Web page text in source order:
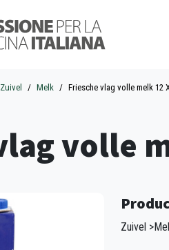
Zuivel Melk Friesche vlag volle melk 12
volle
Zuivel